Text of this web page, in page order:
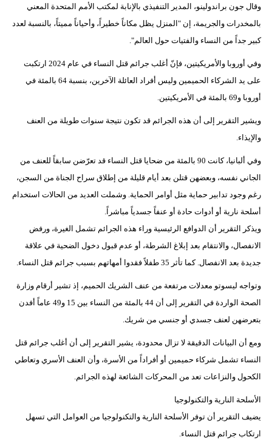
وقال جون براندولينو، المدير التنفيذي بالإنابة لمكتب الأمم المتحدة المعني
بالمخدرات والجريمة، إن "المنزل يظل مكاناً خطيراً، وأحياناً مميتاً، بالنسبة لعدد
كبير جداً من النساء والفتيات حول العالم".
وفي أوروبا والأمريكيتين، فإنّ أغلب جرائم قتل النساء في عام 2024 ارتكبت
على يد الشركاء الحميمين وليس أفراد العائلة الآخرين، بنسبة 64 بالمئة في
أوروبا و69 بالمئة في الأمريكيتين.
ويشير التقرير إلى أن هذه الجرائم قد تكون نتيجة سنوات طويلة من العنف
والإيذاء.
وفي ألبانيا، كانت 90 بالمئة من ضحايا قتل النساء قد تعرّضن سابقاً للعنف من
الجاني نفسه، وبعضهن قتلن بعد أيام قليلة من إطلاق سراح الجناة من السجن،
رغم وجود تدابير حماية مثل أوامر الحماية. وشملت العديد من الحالات استخدام
أسلحة نارية أو أدوات حادة أو عنفاً جسدياً مباشراً.
ويذكر التقرير أن الدوافع الرئيسية وراء هذه الجرائم تشمل الغيرة، ورفض
الانفصال، والانتقام بعد إبلاغ الشرطة، أو عدم قبول دخول الضحية في علاقة
جديدة بعد الانفصال. كما تأثر 35 طفلاً فقدوا أمهاتهم بسبب جرائم قتل النساء.
وتواجه ليسوتو معدلات مرتفعة من عنف الشريك الحميم، إذ تشير أرقام وزارة
الصحة الواردة في التقرير إلى أن 44 بالمئة من النساء بين 15 و49 عاماً أفدن
بتعرضهن لعنف جسدي أو جنسي من شريك.
ومع أن البيانات الدقيقة لا تزال محدودة، يشير التقرير إلى أن أغلب جرائم قتل
النساء تشمل شركاء حميمين أو أفراداً من الأسرة، وأن العنف الأسري وتعاطي
الكحول والنزاعات تعد من المحركات الشائعة لهذه الجرائم.
الأسلحة النارية والتكنولوجيا
يضيف التقرير أن توفر الأسلحة النارية والتكنولوجيا من العوامل التي تسهل
ارتكاب جرائم قتل النساء.